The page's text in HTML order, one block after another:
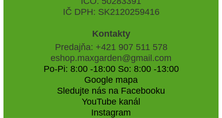
IČ DPH: SK2120259416
Kontakty
Predajňa: +421 907 511 578
eshop.maxgarden@gmail.com
Po-Pi: 8:00 -18:00 So: 8:00 -13:00
Google mapa
Sledujte nás na Facebooku
YouTube kanál
Instagram